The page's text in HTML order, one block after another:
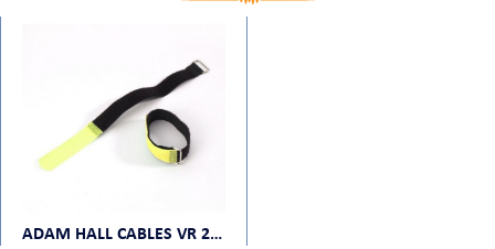
ADAM HALL CABLES VR 2530 YEL